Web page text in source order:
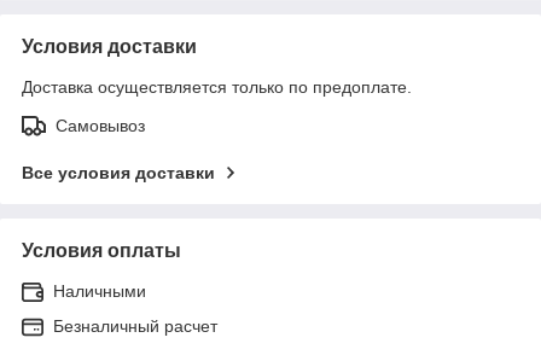
Условия доставки
Доставка осуществляется только по предоплате.
Самовывоз
Все условия доставки
Условия оплаты
Наличными
Безналичный расчет